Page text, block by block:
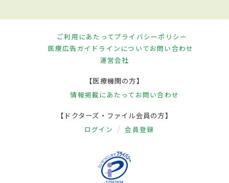
ご利用にあたってプライバシーポリシー
医療広告ガイドラインについてお問い合わせ
運営会社
【医療機関の方】
情報掲載にあたって お問い合わせ
【ドクターズ・ファイル会員の方】
ログイン 会員登録